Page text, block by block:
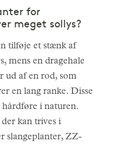
for
meget sollys?
tilføje et stænk af
mens en dragehale
ud af en rod, som
en lang ranke. Disse
hårdføre i naturen.
kan trives i
slangeplanter, ZZ-